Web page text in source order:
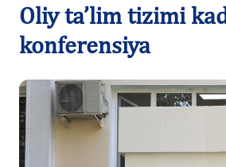
Oliy ta’lim tizimi
konferensiya